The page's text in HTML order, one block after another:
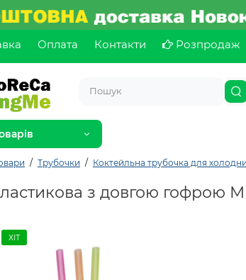
Оплата Контакти Розпродаж
Трубочки Коктейльна трубочка для
з довгою гофрою
ХІТ